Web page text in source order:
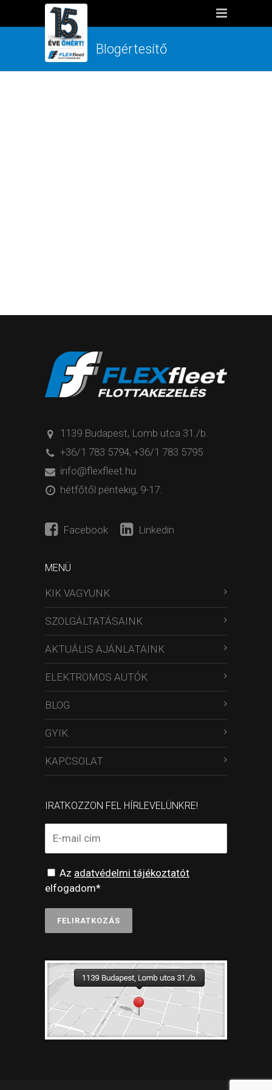
Blogértesítő
1139 Budapest, Lomb utca 31./b.
+36/1 783 5794, +36/1 783 5795
info@flexfleet.hu
hétfőtől péntekig, 9-17.
Facebook Linkedin
MENÜ
KIK VAGYUNK
SZOLGÁLTATÁSAINK
AKTUÁLIS AJÁNLATAINK
ELEKTROMOS AUTÓK
BLOG
GYIK
KAPCSOLAT
IRATKOZZON FEL HÍRLEVELÜNKRE!
Az adatvédelmi tájékoztatót
elfogadom*